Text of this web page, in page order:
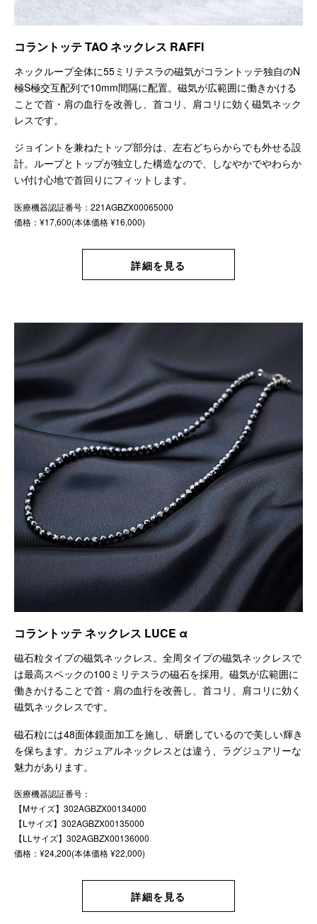
コラントッテ TAO ネックレス RAFFI
ネックループ全体に55ミリテスラの磁気がコラントッテ独自のN
極S極交互配列で10mm間隔に配置。磁気が広範囲に働きかける
ことで首・肩の血行を改善し、首コリ、肩コリに効く磁気ネック
レスです。
ジョイントを兼ねたトップ部分は、左右どちらからでも外せる設
計。ループとトップが独立した構造なので、しなやかでやわらか
い付け心地で首回りにフィットします。
医療機器認証番号：221AGBZX00065000
価格：¥17,600(本体価格 ¥16,000)
詳細を見る
コラントッテ ネックレス LUCE α
磁石粒タイプの磁気ネックレス。全周タイプの磁気ネックレスで
は最高スペックの100ミリテスラの磁石を採用。磁気が広範囲に
働きかけることで首・肩の血行を改善し、首コリ、肩コリに効く
磁気ネックレスです。
磁石粒には48面体鏡面加工を施し、研磨しているので美しい輝き
を保ちます。カジュアルネックレスとは違う、ラグジュアリーな
魅⼒があります。
医療機器認証番号：
【Mサイズ】302AGBZX00134000
【Lサイズ】302AGBZX00135000
【LLサイズ】302AGBZX00136000
価格：¥24,200(本体価格 ¥22,000)
詳細を見る